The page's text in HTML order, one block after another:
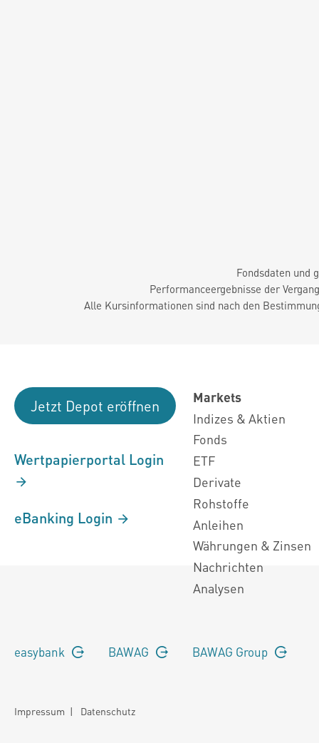
Fondsdaten und
Performanceergebnisse der
Alle Kursinformationen sind nach den
Jetzt Depot eröffnen
Wertpapierportal Login
eBanking Login
Markets
Indizes & Aktien
Fonds
ETF
Derivate
Rohstoffe
Anleihen
Währungen & Zinsen
Nachrichten
Analysen
easybank BAWAG BAWAG Group
Impressum | Datenschutz